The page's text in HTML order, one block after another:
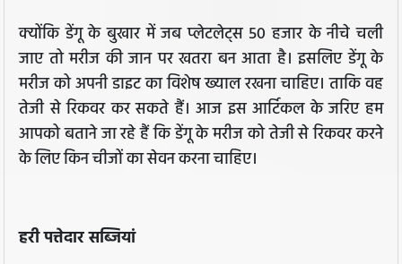
क्योंकि डेंगू के बुखार में जब प्लेटलेट्स 50 हजार के नीचे चली
जाए तो मरीज की जान पर खतरा बन आता है। इसलिए डेंगू के
मरीज को अपनी डाइट का विशेष ख्याल रखना चाहिए। ताकि वह
तेजी से रिकवर कर सकते हैं। आज इस आर्टिकल के जरिए हम
आपको बताने जा रहे हैं कि डेंगू के मरीज को तेजी से रिकवर करने
के लिए किन चीजों का सेवन करना चाहिए।
हरी पत्तेदार सब्जियां